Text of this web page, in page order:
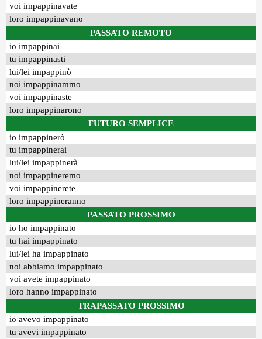
voi impappinavate
loro impappinavano
PASSATO REMOTO
io impappinai
tu impappinasti
lui/lei impappinò
noi impappinammo
voi impappinaste
loro impappinarono
FUTURO SEMPLICE
io impappinerò
tu impappinerai
lui/lei impappinerà
noi impappineremo
voi impappinerete
loro impappineranno
PASSATO PROSSIMO
io ho impappinato
tu hai impappinato
lui/lei ha impappinato
noi abbiamo impappinato
voi avete impappinato
loro hanno impappinato
TRAPASSATO PROSSIMO
io avevo impappinato
tu avevi impappinato